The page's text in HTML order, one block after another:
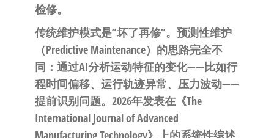
检修。
传统维护模式是”坏了再修”。预测性维护
（Predictive Maintenance）的思路完全不
同：通过AI分析运动特征的变化——比如行
程时间偏移、运行轨迹异常、压力波动——
提前识别问题。2026年发表在《The
International Journal of Advanced
Manufacturing Technology》上的系统性综述